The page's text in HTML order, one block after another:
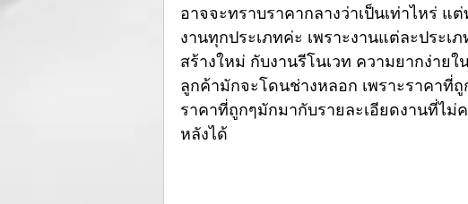
อาจจะทราบราคากลางว่าเป็นเท่าไหร่
งานทุกประเภทค่ะ เพราะงานแต่ละประเ
สร้างใหม่ กับงานรีโนเวท ความยากง่าย
ลูกค้ามักจะโดนช่างหลอก เพราะราคาที่
ราคาที่ถูกๆมักมากับรายละเอียดงานที่ไม่
หลังได้